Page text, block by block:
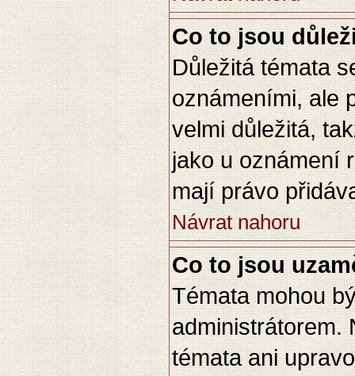
Co to jsou
Důležitá témata
oznámeními, ale
velmi důležitá,
jako u oznámení
mají právo
Návrat nahoru
Co to jsou
Témata mohou
administrátorem.
témata ani